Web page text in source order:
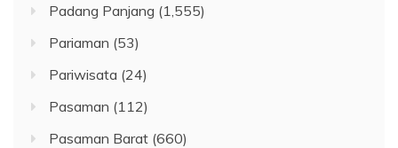
Padang Panjang (1,555)
Pariaman (53)
Pariwisata (24)
Pasaman (112)
Pasaman Barat (660)